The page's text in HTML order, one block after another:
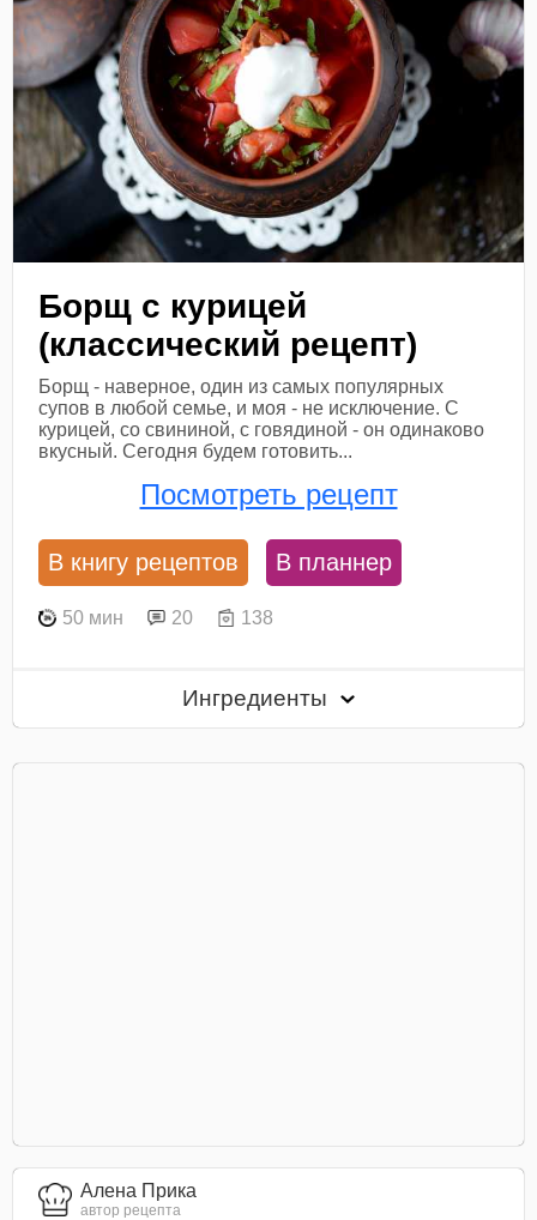
Борщ с курицей
(классический рецепт)
Борщ - наверное, один из самых популярных
супов в любой семье, и моя - не исключение. С
курицей, со свининой, с говядиной - он одинаково
вкусный. Сегодня будем готовить...
Посмотреть рецепт
В книгу рецептов В планнер
50 мин 20 138
Ингредиенты
Алена Прика
автор рецепта